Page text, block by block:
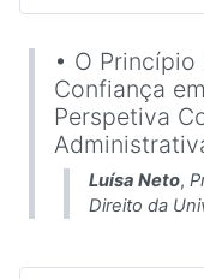
• O
Confiança
Perspetiva
Luísa Neto,
Direito da